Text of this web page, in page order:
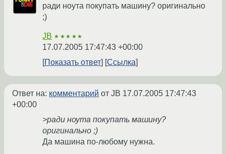
ради ноута покупать машину? оригинально
;)
JB ★★★★★
17.07.2005 17:47:43 +00:00
Показать ответ
Ссылка
Ответ на: комментарий от JB 17.07.2005 17:47:43
+00:00
>ради ноута покупать машину?
оригинально ;)
Да машина по-любому нужна.